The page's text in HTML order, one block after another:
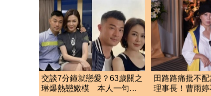
交談7分鐘就戀愛？63歲關之
琳爆熱戀嫩模 本人一句話
田路路痛批不
理事長！曹雨